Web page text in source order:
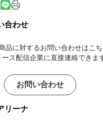
合わせ
品に対するお問い合わせはこち
ス配信企業に直接連絡できま
お問い合わせ
リーナ